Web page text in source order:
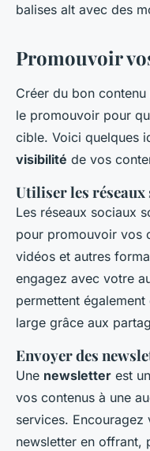
balises alt avec des
Promouvoir
Créer du bon
le promouvoir pour
cible. Voici quelques
visibilité de vos
Utiliser les réseaux
Les réseaux sociaux
pour promouvoir vos
vidéos et autres
engagez avec votre
permettent
large grâce aux
Envoyer des
Une newsletter est
vos contenus à une
services. Encouragez
newsletter en offrant,